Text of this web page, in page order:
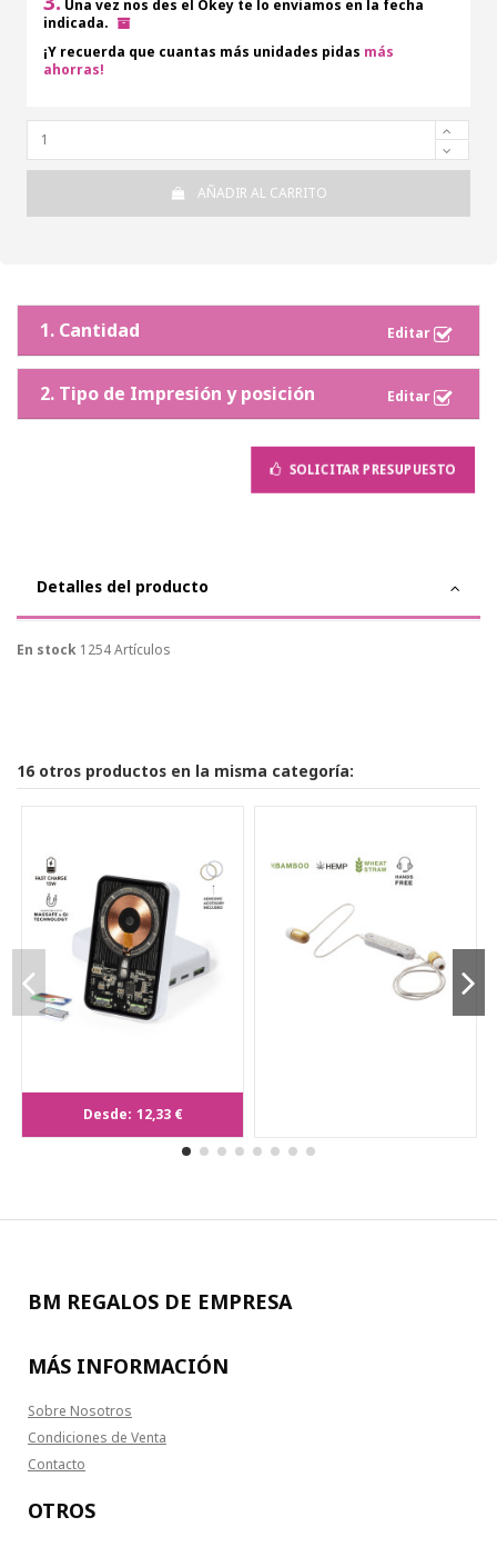
Una vez nos des el Okey te lo enviamos en la fecha
indicada.
¡Y recuerda que cuantas más unidades pidas más
ahorras!
AÑADIR AL CARRITO
1. Cantidad
2. Tipo de Impresión y posición
SOLICITAR PRESUPUESTO
Detalles del producto
En stock 1254 Artículos
16 otros productos en la misma categoría:
Desde: 12,33 €
BM REGALOS DE EMPRESA
MÁS INFORMACIÓN
Sobre Nosotros
Condiciones de Venta
Contacto
OTROS